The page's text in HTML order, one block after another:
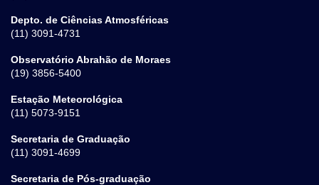
Depto. de Ciências Atmosféricas
(11) 3091-4731
Observatório Abrahão de Moraes
(19) 3856-5400
Estação Meteorológica
(11) 5073-9151
Secretaria de Graduação
(11) 3091-4699
Secretaria de Pós-graduação